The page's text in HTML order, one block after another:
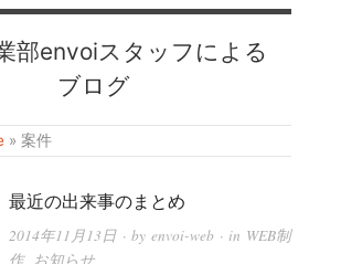
部envoiスタッフによる
ブログ
» 案件
最近の出来事のまとめ
2014年11月13日· by envoi-web· in WEB制
作, お知らせ